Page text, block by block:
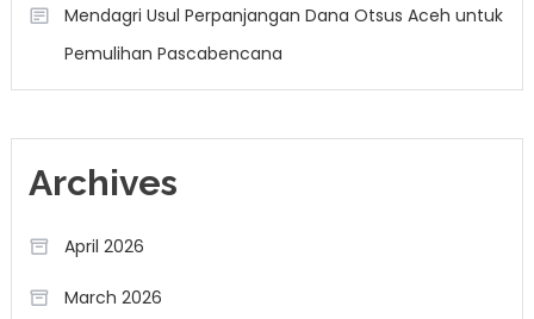
Mendagri Usul Perpanjangan Dana Otsus Aceh untuk
Pemulihan Pascabencana
Archives
April 2026
March 2026